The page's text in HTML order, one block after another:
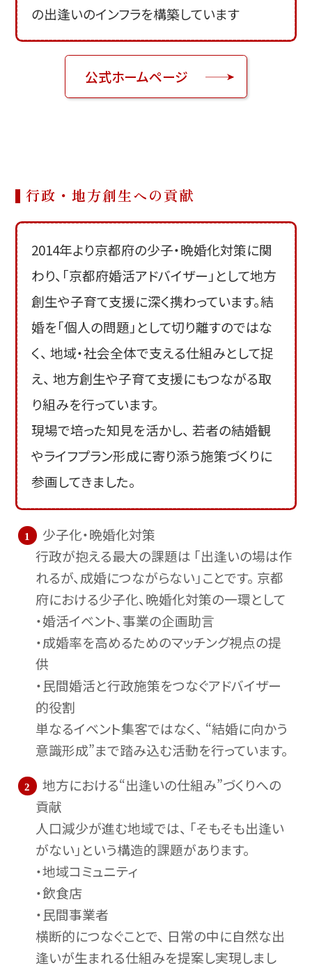
の出逢いのインフラを構築しています
公式ホームページ
行政・地方創生への貢献
2014年より京都府の少子・晩婚化対策に関
わり、「京都府婚活アドバイザー」として地方
創生や子育て支援に深く携わっています。結
婚を「個人の問題」として切り離すのではな
く、 地域・社会全体で支える仕組みとして捉
え、 地方創生や子育て支援にもつながる取
り組みを行っています。
現場で培った知見を活かし、 若者の結婚観
やライフプラン形成に寄り添う施策づくりに
参画してきました。
少子化・晩婚化対策
行政が抱える最大の課題は 「出逢いの場は作
れるが、成婚につながらない」ことです。 京都
府における少子化、晩婚化対策の一環として
・婚活イベント、事業の企画助言
・成婚率を高めるためのマッチング視点の提
供
・民間婚活と行政施策をつなぐアドバイザー
的役割
単なるイベント集客ではなく、 “結婚に向かう
意識形成”まで踏み込む活動を行っています。
地方における“出逢いの仕組み”づくりへの
貢献
人口減少が進む地域では、 「そもそも出逢い
がない」という構造的課題があります。
・地域コミュニティ
・飲食店
・民間事業者
横断的につなぐことで、 日常の中に自然な出
逢いが生まれる仕組みを提案し実現しまし